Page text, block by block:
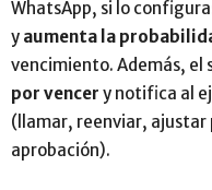
WhatsApp, si lo
y aumenta la
vencimiento. Además, el
por vencer y notifica al
(llamar, reenviar, ajustar
aprobación).